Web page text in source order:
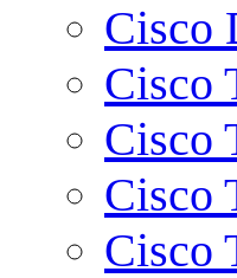
Cisco
Cisco
Cisco
Cisco
Cisco